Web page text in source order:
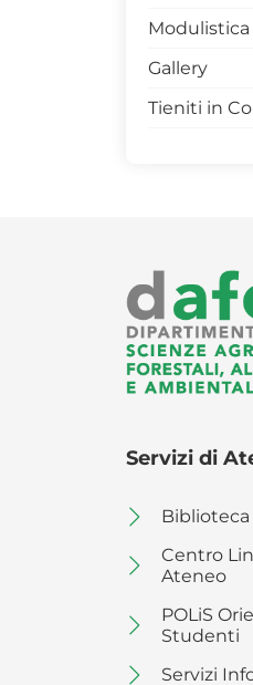
Gallery
2
Tieniti in
Servizi di
Centro
Ateneo
POLiS
Studenti
Servizi